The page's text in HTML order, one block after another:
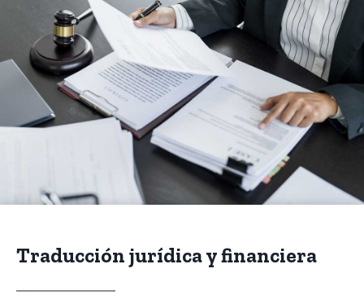
Traducción jurídica y financiera